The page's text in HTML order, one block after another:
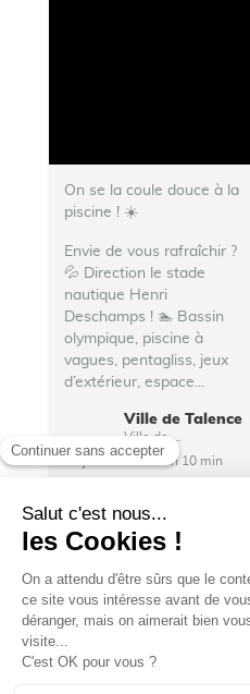
On se la coule douce à la
piscine ! ☀️
Envie de vous rafraîchir ?
💦 Direction le stade
nautique Henri
Deschamps ! 🏊 Bassin
olympique, piscine à
vagues, pentagliss, jeux
d’extérieur, espace...
Ville de Talence
23 juillet 2026 14 h 10 min
23 2